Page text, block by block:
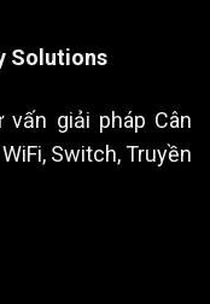
Solutions
giải pháp Cân
Switch, Truyền